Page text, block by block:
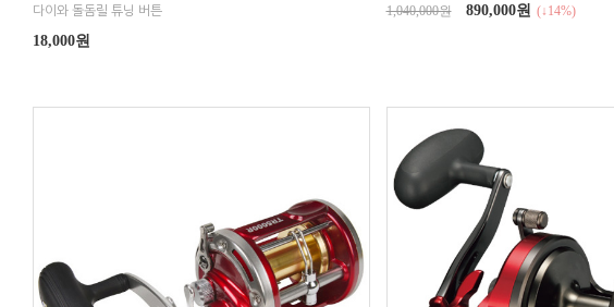
다이와 돌돔릴 튜닝 버튼
18,000원
1,040,000원 890,000원 (↓14%)